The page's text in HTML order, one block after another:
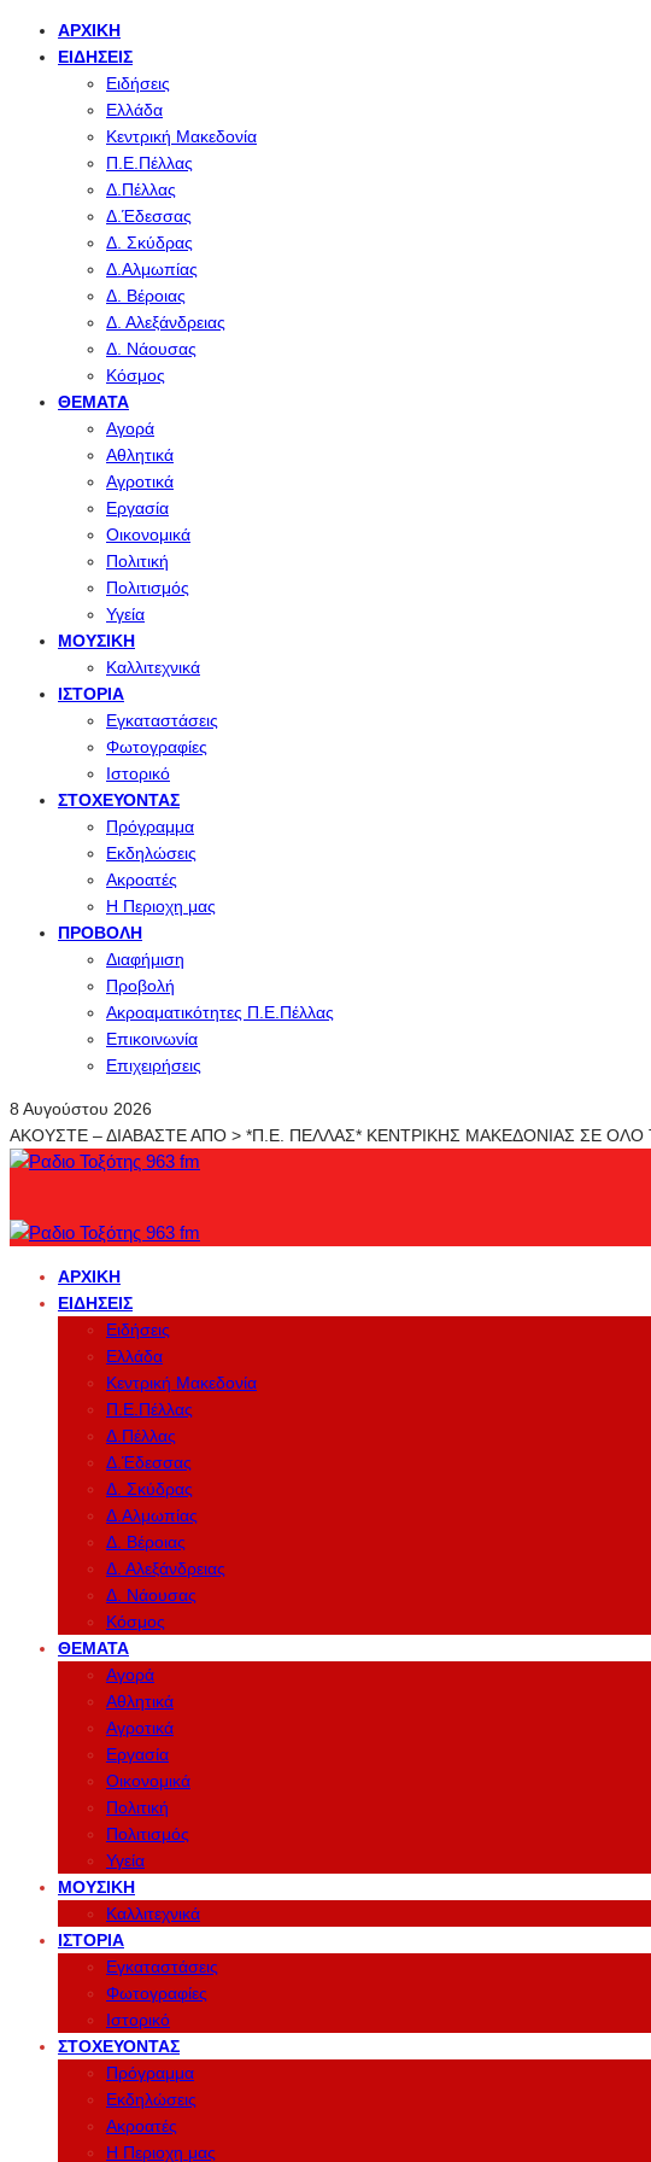
ΑΡΧΙΚΉ
ΕΙΔΉΣΕΙΣ
Ειδήσεις
Ελλάδα
Κεντρική Μακεδονία
Π.Ε.Πέλλας
Δ.Πέλλας
Δ.Έδεσσας
Δ. Σκύδρας
Δ.Αλμωπίας
Δ. Βέροιας
Δ. Αλεξάνδρειας
Δ. Νάουσας
Κόσμος
ΘΈΜΑΤΑ
Αγορά
Αθλητικά
Αγροτικά
Εργασία
Οικονομικά
Πολιτική
Πολιτισμός
Υγεία
ΜΟΥΣΙΚΉ
Καλλιτεχνικά
ΙΣΤΟΡΊΑ
Εγκαταστάσεις
Φωτογραφίες
Ιστορικό
ΣΤΟΧΕΎΟΝΤΑΣ
Πρόγραμμα
Εκδηλώσεις
Ακροατές
Η Περιοχη μας
ΠΡΟΒΟΛΉ
Διαφήμιση
Προβολή
Ακροαματικότητες Π.Ε.Πέλλας
Επικοινωνία
Επιχειρήσεις
8 Αυγούστου 2026
ΑΚΟΥΣΤΕ – ΔΙΑΒΑΣΤΕ ΑΠΟ > *Π.Ε. ΠΕΛΛΑΣ* ΚΕΝΤΡΙΚΗΣ ΜΑΚΕΔΟΝΙΑΣ ΣΕ
ΑΡΧΙΚΉ
ΕΙΔΉΣΕΙΣ
Ειδήσεις
Ελλάδα
Κεντρική Μακεδονία
Π.Ε.Πέλλας
Δ.Πέλλας
Δ.Έδεσσας
Δ. Σκύδρας
Δ.Αλμωπίας
Δ. Βέροιας
Δ. Αλεξάνδρειας
Δ. Νάουσας
Κόσμος
ΘΈΜΑΤΑ
Αγορά
Αθλητικά
Αγροτικά
Εργασία
Οικονομικά
Πολιτική
Πολιτισμός
Υγεία
ΜΟΥΣΙΚΉ
Καλλιτεχνικά
ΙΣΤΟΡΊΑ
Εγκαταστάσεις
Φωτογραφίες
Ιστορικό
ΣΤΟΧΕΎΟΝΤΑΣ
Πρόγραμμα
Εκδηλώσεις
Ακροατές
Η Περιοχη μας